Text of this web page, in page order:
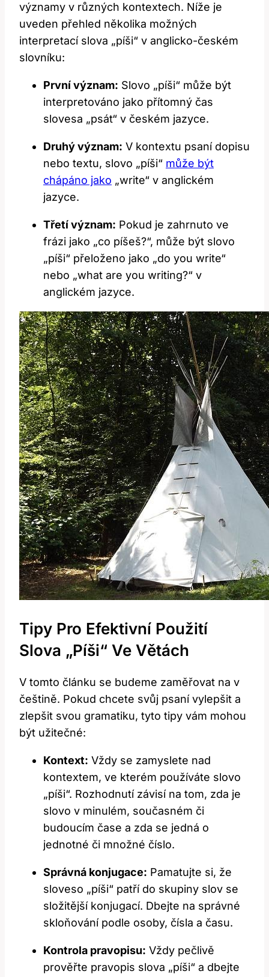
významy v různých kontextech. Níže je
uveden přehled několika možných
interpretací slova „píši“ v anglicko-českém
slovníku:
První význam: Slovo „píši“ může být
interpretováno jako přítomný čas
slovesa „psát“ v českém jazyce.
Druhý význam: V kontextu psaní dopisu
nebo textu, slovo „píši“ může být
chápáno jako „write“ v anglickém
jazyce.
Třetí význam: Pokud je zahrnuto ve
frázi jako „co píšeš?“, může být slovo
„píši“ přeloženo jako „do you write“
nebo „what are you writing?“ v
anglickém jazyce.
Tipy Pro Efektivní Použití
Slova „píši“ Ve Větách
V tomto článku se budeme zaměřovat na v
češtině. Pokud chcete svůj psaní vylepšit a
zlepšit svou gramatiku, tyto tipy vám mohou
být užitečné:
Kontext: Vždy se zamyslete nad
kontextem, ve kterém používáte slovo
„píši“. Rozhodnutí závisí na tom, zda je
slovo v minulém, současném či
budoucím čase a zda se jedná o
jednotné či množné číslo.
Správná konjugace: Pamatujte si, že
sloveso „píši“ patří do skupiny slov se
složitější konjugací. Dbejte na správné
skloňování podle osoby, čísla a času.
Kontrola pravopisu: Vždy pečlivě
prověřte pravopis slova „píši“ a dbejte